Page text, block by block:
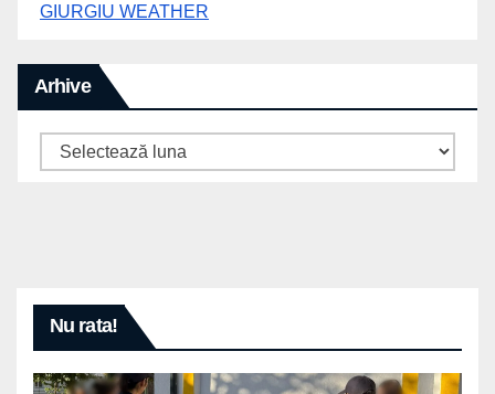
GIURGIU WEATHER
Arhive
Arhive
Nu rata!